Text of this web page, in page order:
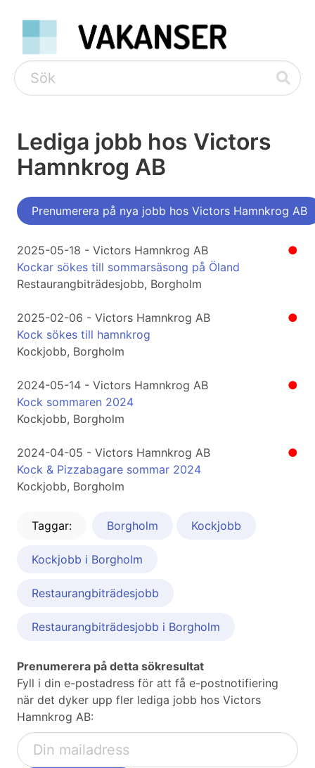
Lediga jobb hos Victors
Hamnkrog AB
Prenumerera på nya jobb hos Victors Hamnkrog AB
●
2025-05-18 - Victors Hamnkrog AB
Kockar sökes till sommarsäsong på Öland
Restaurangbiträdesjobb, Borgholm
●
2025-02-06 - Victors Hamnkrog AB
Kock sökes till hamnkrog
Kockjobb, Borgholm
●
2024-05-14 - Victors Hamnkrog AB
Kock sommaren 2024
Kockjobb, Borgholm
●
2024-04-05 - Victors Hamnkrog AB
Kock & Pizzabagare sommar 2024
Kockjobb, Borgholm
Taggar: Borgholm Kockjobb
Kockjobb i Borgholm
Restaurangbiträdesjobb
Restaurangbiträdesjobb i Borgholm
Prenumerera på detta sökresultat
Fyll i din e-postadress för att få e-postnotifiering
när det dyker upp fler lediga jobb hos Victors
Hamnkrog AB: